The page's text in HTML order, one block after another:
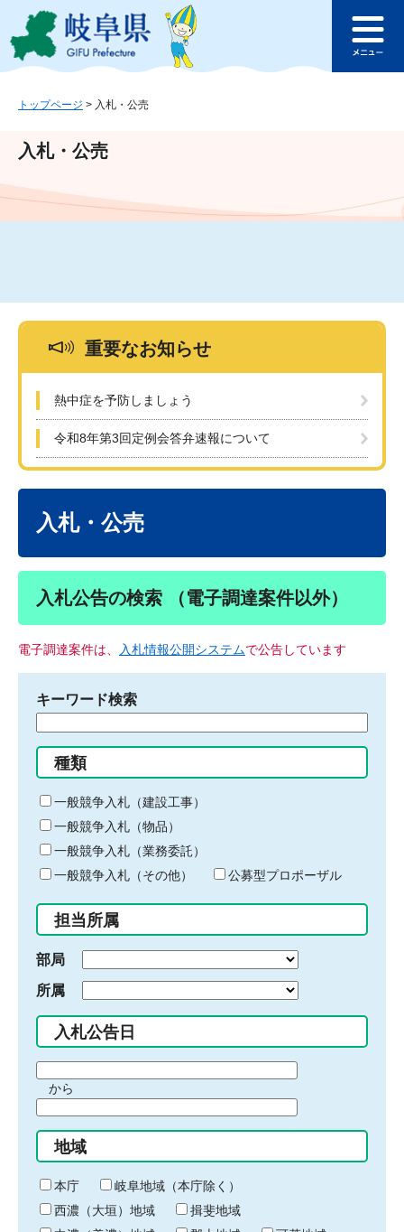
ジ
ュ
文
このページの本文へ
ュ
トップページ > 入札・公売
入札・公売
重要なお知らせ
熱中症を予防しましょう
令和8年第3回定例会答弁速報について
入札・公売
入札公告の検索 （電子調達案件以外）
電子調達案件は、 入札情報公開システムで公告しています
キーワード検索
る
キ
ー
ワ
ー
ド
入
力
種類
一般競争入札（建設工事）
一般競争入札（物品）
一般競争入札（業務委託）
一般競争入札（その他）
公募型プロポーザル
担当所属
部局
所属
入札公告日
間
始
り
から
間
終
わ
り
地域
本庁
岐阜地域（本庁除く）
西濃（大垣）地域
揖斐地域